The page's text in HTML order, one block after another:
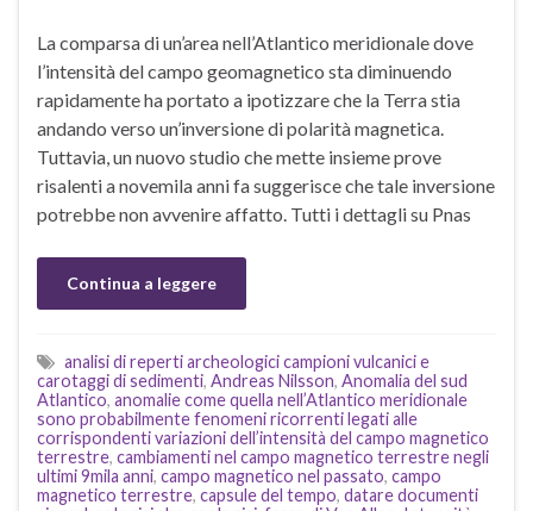
La comparsa di un’area nell’Atlantico meridionale dove
l’intensità del campo geomagnetico sta diminuendo
rapidamente ha portato a ipotizzare che la Terra stia
andando verso un’inversione di polarità magnetica.
Tuttavia, un nuovo studio che mette insieme prove
risalenti a novemila anni fa suggerisce che tale inversione
potrebbe non avvenire affatto. Tutti i dettagli su Pnas
Continua a leggere
analisi di reperti archeologici campioni vulcanici e
carotaggi di sedimenti, Andreas Nilsson, Anomalia del sud
Atlantico, anomalie come quella nell’Atlantico meridionale
sono probabilmente fenomeni ricorrenti legati alle
corrispondenti variazioni dell’intensità del campo magnetico
terrestre, cambiamenti nel campo magnetico terrestre negli
ultimi 9mila anni, campo magnetico nel passato, campo
magnetico terrestre, capsule del tempo, datare documenti